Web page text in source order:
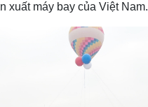
xuất máy bay của Việt Nam.